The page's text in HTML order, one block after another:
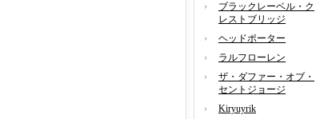
ブラックレーベル・ク
レストブリッジ
ヘッドポーター
ラルフローレン
ザ・ダファー・オブ・
セントジョージ
Kiryuyrik